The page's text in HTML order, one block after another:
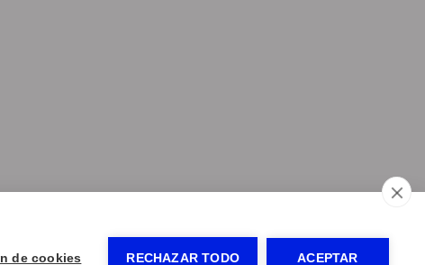
de cookies RECHAZAR TODO ACEPTAR
-Panel de control